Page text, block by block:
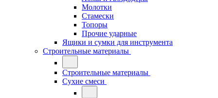
Молотки
Стамески
Топоры
Прочие ударные
Ящики и сумки для инструмента
Строительные материалы
Строительные материалы
Сухие смеси